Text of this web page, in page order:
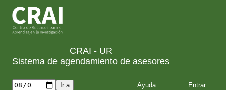
CRAI - UR
Sistema de agendamiento de asesores
Ayuda